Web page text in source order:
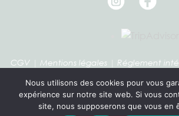
CGV Mentions légales Réglement
Vous pouvez révoquer votre consentement à
Nous utilisons des cookies pour vous
expérience sur notre site web. Si vous
site, nous supposerons que vous en